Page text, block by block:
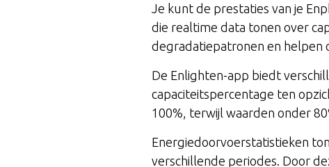
Je kunt de prestaties van je
die realtime data tonen over
degradatiepatronen en helpen
De Enlighten-app biedt
capaciteitspercentage ten
100%, terwijl waarden onder
Energiedoorvoerstatistieken
verschillende periodes. Door